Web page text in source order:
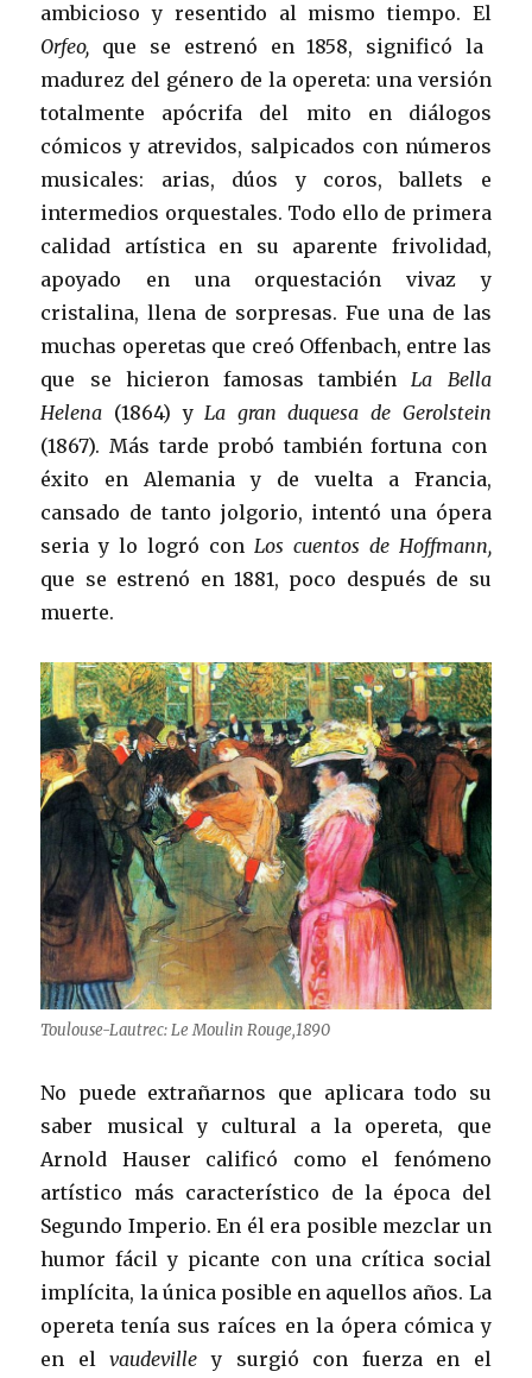
ambicioso y resentido al mismo tiempo. El
Orfeo, que se estrenó en 1858, significó la
madurez del género de la opereta: una versión
totalmente apócrifa del mito en diálogos
cómicos y atrevidos, salpicados con números
musicales: arias, dúos y coros, ballets e
intermedios orquestales. Todo ello de primera
calidad artística en su aparente frivolidad,
apoyado en una orquestación vivaz y
cristalina, llena de sorpresas. Fue una de las
muchas operetas que creó Offenbach, entre las
que se hicieron famosas también La Bella
Helena (1864) yLa gran duquesa de Gerolstein
(1867). Más tarde probó también fortuna con
éxito en Alemania y de vuelta a Francia,
cansado de tanto jolgorio, intentó una ópera
seria y lo logró con Los cuentos de Hoffmann,
que se estrenó en 1881, poco después de su
muerte.
Toulouse-Lautrec: Le Moulin Rouge,1890
No puede extrañarnos que aplicara todo su
saber musical y cultural a la opereta, que
Arnold Hauser calificó como el fenómeno
artístico más característico de la época del
Segundo Imperio. En él era posible mezclar un
humor fácil y picante con una crítica social
implícita, la única posible en aquellos años. La
opereta tenía sus raíces en la ópera cómica y
en elvaudeville y surgió con fuerza en el